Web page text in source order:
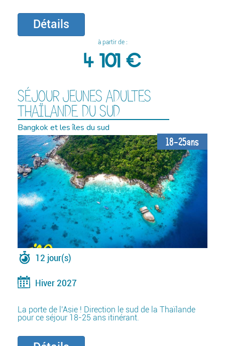
Détails
à partir de :
4 101 €
SÉJOUR JEUNES ADULTES
THAÏLANDE DU SUD
Bangkok et les îles du sud
18-25ans
12 jour(s)
Hiver 2027
La porte de l’Asie ! Direction le sud de la Thaïlande
pour ce séjour 18-25 ans itinérant.